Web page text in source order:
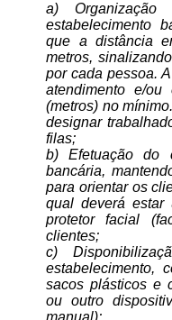
a)
estabelecimento
que a distância
metros,
por cada pessoa.
atendimento e/
(metros) no
designar
filas;
b) Efetuação do
bancária,
para orientar os
qual deverá estar
protetor facial
clientes;
c)
estabelecimento,
sacos plásticos e
ou outro
manual);